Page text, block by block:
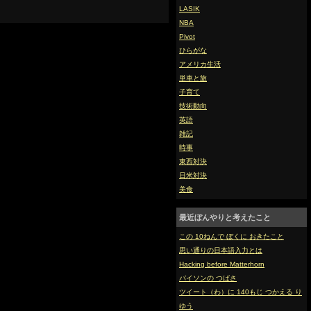
LASIK
NBA
Pivot
ひらがな
アメリカ生活
単車と旅
子育て
技術動向
英語
雑記
時事
東西対決
日米対決
美食
最近ぼんやりと考えたこと
この 10ねんで ぼくに おきたこと
思い通りの日本語入力とは
Hacking before Matterhorn
バイソンの つばさ
ツイート（わ）に 140もじ つかえる り
ゆう